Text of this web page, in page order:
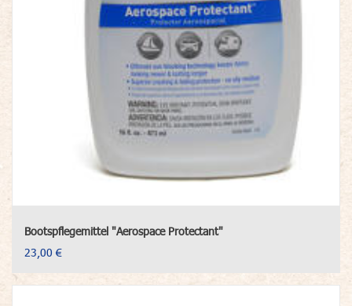
Bootspflegemittel "Aerospace Protectant"
23,00 €